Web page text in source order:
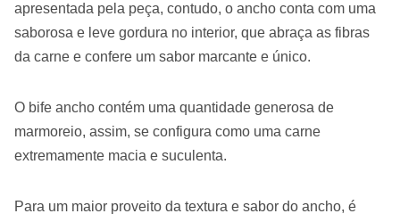
apresentada pela peça, contudo, o ancho conta com uma
saborosa e leve gordura no interior, que abraça as fibras
da carne e confere um sabor marcante e único.
O bife ancho contém uma quantidade generosa de
marmoreio, assim, se configura como uma carne
extremamente macia e suculenta.
Para um maior proveito da textura e sabor do ancho, é